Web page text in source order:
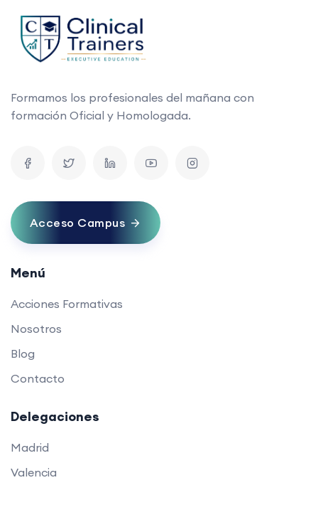
Formamos los profesionales del mañana con
formación Oficial y Homologada.
Acceso Campus
Menú
Acciones Formativas
Nosotros
Blog
Contacto
Delegaciones
Madrid
Valencia